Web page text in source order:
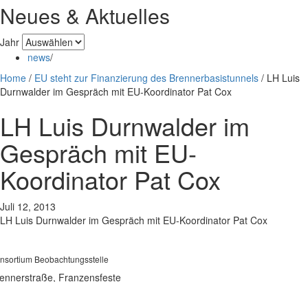
Neues & Aktuelles
Jahr
news/
Home / EU steht zur Finanzierung des Brennerbasistunnels / LH Luis
Durnwalder im Gespräch mit EU-Koordinator Pat Cox
LH Luis Durnwalder im
Gespräch mit EU-
Koordinator Pat Cox
Juli 12, 2013
LH Luis Durnwalder im Gespräch mit EU-Koordinator Pat Cox
Beobachtungsstelle
Franzensfeste